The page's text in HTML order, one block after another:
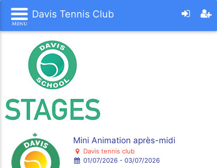
Davis Tennis Club
Mini Animation après-midi
Davis tennis club
01/07/2026 - 03/07/2026